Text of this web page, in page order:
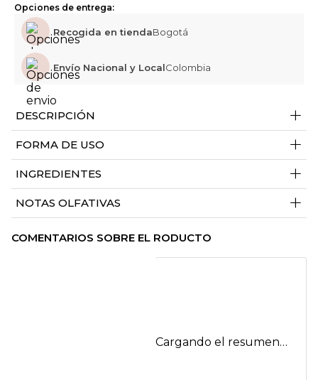
Opciones de entrega:
Recogida en tiendaBogotá
Envío Nacional y LocalColombia
DESCRIPCIÓN +
FORMA DE USO +
INGREDIENTES +
NOTAS OLFATIVAS +
COMENTARIOS SOBRE EL RODUCTO
Cargando el resumen…